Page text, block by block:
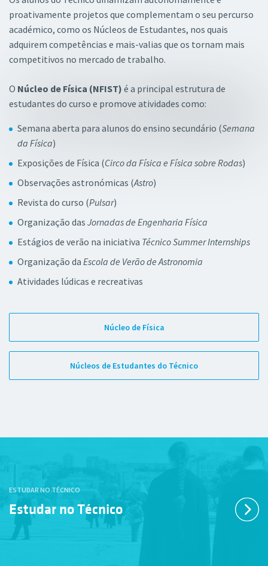
proativamente projetos que complementam o seu percurso
académico, como os Núcleos de Estudantes, nos quais
adquirem competências e mais-valias que os tornam mais
competitivos no mercado de trabalho.
O Núcleo de Física (NFIST) é a principal estrutura de
estudantes do curso e promove atividades como:
Semana aberta para alunos do ensino secundário (Semana
da Física)
Exposições de Física (Circo da Física e Física sobre Rodas)
Observações astronómicas (Astro)
Revista do curso (Pulsar)
Organização das Jornadas de Engenharia Física
Estágios de verão na iniciativa Técnico Summer Internships
Organização da Escola de Verão de Astronomia
Atividades lúdicas e recreativas
Núcleo de Física
Núcleos de Estudantes do Técnico
ESTUDAR NO TÉCNICO
Estudar no Técnico